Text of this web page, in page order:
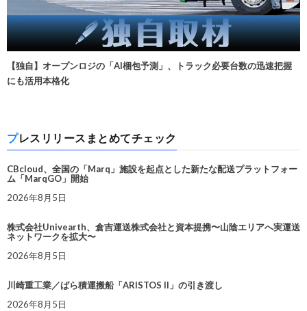
【独自】オープンロジの「AI梱包予測」、トラック必要台数の迅速把握
にも活用本格化
プレスリリースまとめてチェック
CBcloud、全国の「Marq」施設を起点とした新たな配送プラットフォー
ム「MarqGO」開始
2026年8月5日
株式会社Univearth、倉吉運送株式会社と資本提携〜山陰エリアへ実運送
ネットワークを拡大〜
2026年8月5日
川崎重工業／ばら積運搬船「ARISTOS II」の引き渡し
2026年8月5日